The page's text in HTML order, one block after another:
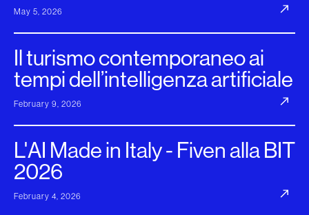
May 5, 2026
Il turismo contemporaneo ai
tempi dell’intelligenza artificiale
February 9, 2026
L'AI Made in Italy - Fiven alla BIT
2026
February 4, 2026